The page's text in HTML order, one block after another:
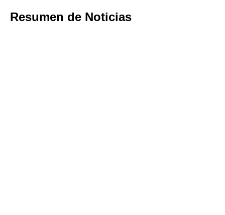
Resumen de Noticias